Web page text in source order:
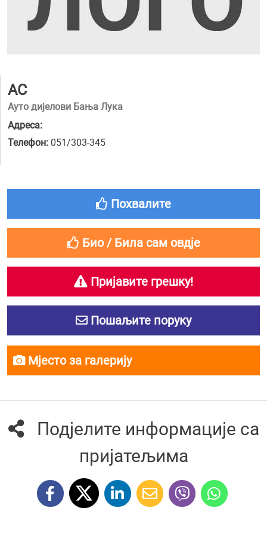
AC
Ауто дијелови Бања Лука
Адреса:
Телефон: 051/303-345
Похвалите
Био / Била сам овдје
Пријавите грешку!
Пошаљите поруку
Мјесто за галерију
Подјелите информације са
пријатељима